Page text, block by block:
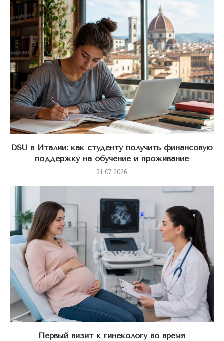
DSU в Италии: как студенту получить финансовую
поддержку на обучение и проживание
31.07.2026
Первый визит к гинекологу во время